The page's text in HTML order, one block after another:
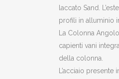
laccato Sand.
profili in alluminio
La Colonna
capienti vani
della colonna.
L’acciaio